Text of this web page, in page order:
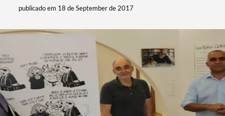
publicado em 18 de September de 2017